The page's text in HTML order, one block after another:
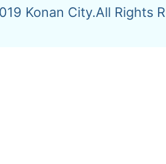
Konan City.All Rights